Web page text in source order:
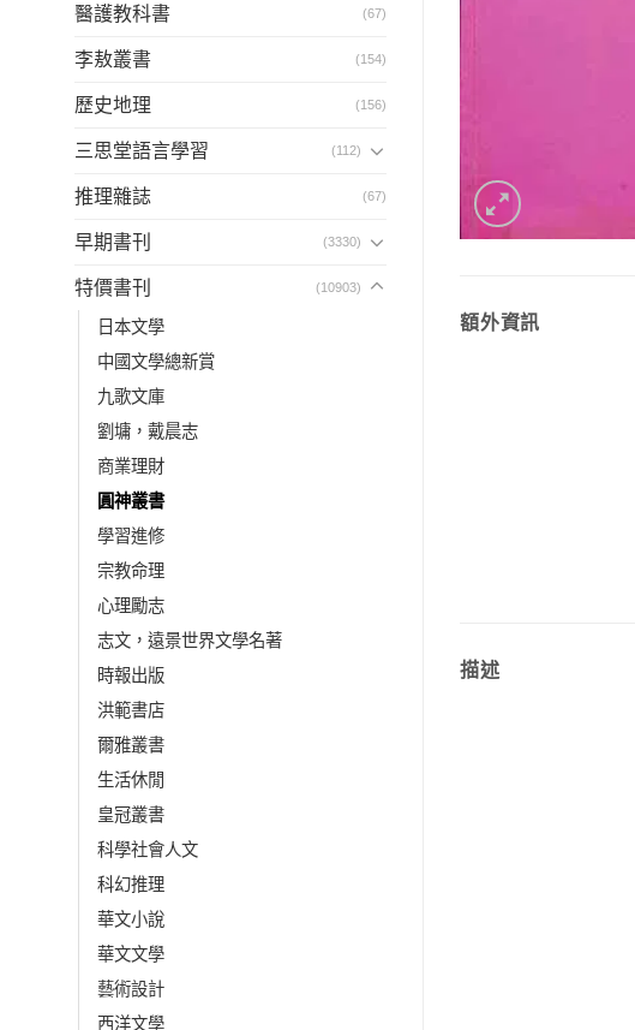
醫護教科書 (67)
李敖叢書 (154)
歷史地理 (156)
三思堂語言學習 (112)
推理雜誌 (67)
早期書刊 (3330)
特價書刊 (10903)
日本文學
中國文學總新賞
九歌文庫
劉墉，戴晨志
商業理財
圓神叢書
學習進修
宗教命理
心理勵志
志文，遠景世界文學名著
時報出版
洪範書店
爾雅叢書
生活休閒
皇冠叢書
科學社會人文
科幻推理
華文小說
華文文學
藝術設計
西洋文學
額外資訊
描述